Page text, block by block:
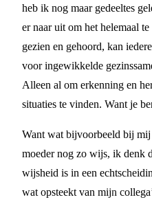
heb ik nog maar gedeeltes
er naar uit om het helemaal
gezien en gehoord, kan
voor ingewikkelde
Alleen al om erkenning en
situaties te vinden. Want je
Want wat bijvoorbeeld bij
moeder nog zo wijs, ik denk
wijsheid is in een
wat opsteekt van mijn